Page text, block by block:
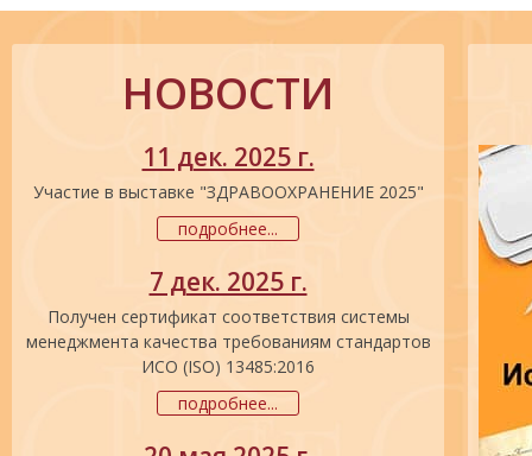
НОВОСТИ
11 дек. 2025 г.
Участие в выставке "ЗДРАВООХРАНЕНИЕ 2025"
подробнее...
7 дек. 2025 г.
Получен сертификат соответствия системы
менеджмента качества требованиям стандартов
ИСО (ISO) 13485:2016
подробнее...